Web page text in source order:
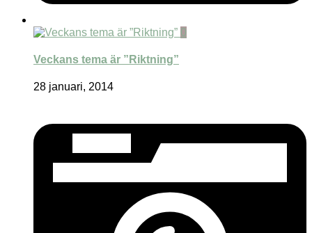
0
Veckans tema är ”Riktning”
28 januari, 2014